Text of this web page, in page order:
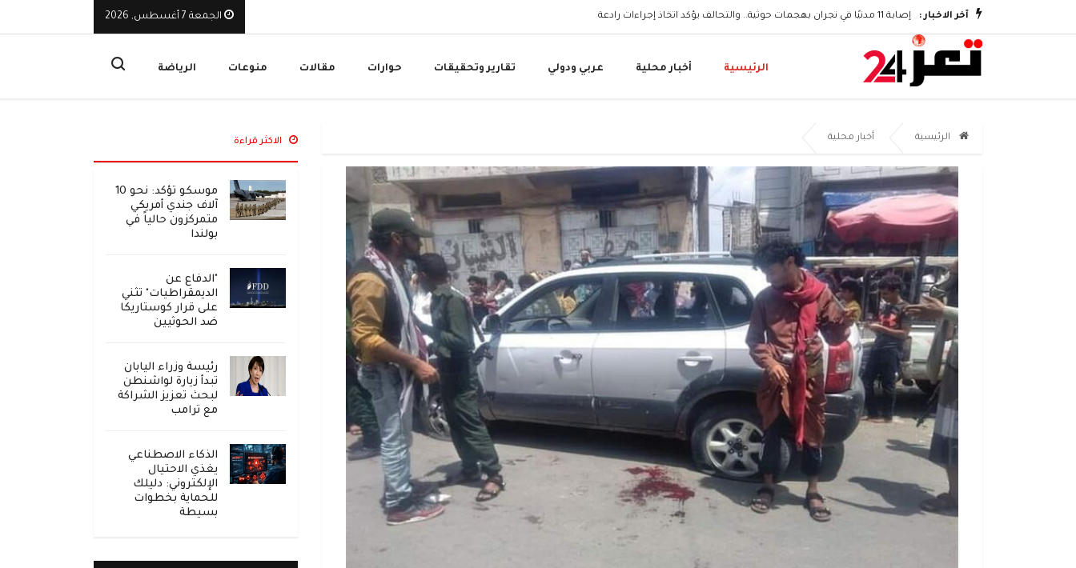
آخر الاخبار : إصابة 11 مدنيًا في نجران بهجمات حوثية.. والتحالف يؤكد اتخاذ إجراءات رادعة البنك المركزي اليمني يوقف تراخيص ثلاث منشآت صرافة ويأمر بإغلاق مقراتها
الجمعة 7 أغسطس, 2026
الرئيسية أخبار محلية عربي ودولي تقارير وتحقيقات حوارات مقالات منوعات الرياضة
الرئيسية أخبار محلية الاكثر قراءة
موسكو تؤكد: نحو 10
آلاف جندي أمريكي
متمركزون حالياً في
بولندا
"الدفاع عن
الديمقراطيات" تثني
على قرار كوستاريكا
ضد الحوثيين
رئيسة وزراء اليابان
تبدأ زيارة لواشنطن
لبحث تعزيز الشراكة
مع ترامب
الذكاء الاصطناعي
يغذي الاحتيال
الإلكتروني: دليلك
للحماية بخطوات
بسيطة